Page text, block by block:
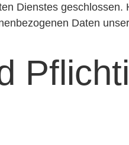
Dienstes geschlossen.
Daten